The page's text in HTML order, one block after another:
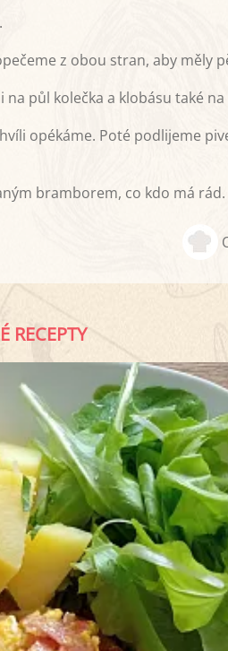
z obou stran, aby měly
půl kolečka a klobásu také na
opékáme. Poté podlijeme
bramborem, co kdo má rád.
RECEPTY